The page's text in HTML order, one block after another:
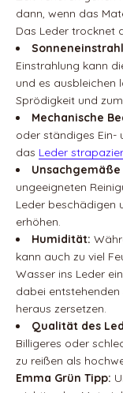
dann, wenn das
Das Leder trocknet
Einstrahlung kann
und es ausbleichen
Sprödigkeit und
Mechanische
oder ständiges Ein-
das Leder
ungeeigneten
Leder beschädigen
erhöhen.
Humidität:
kann auch zu viel
Wasser ins Leder
dabei
heraus zersetzen.
Qualität des
Billigeres oder
zu reißen als
Emma Grün Tipp: